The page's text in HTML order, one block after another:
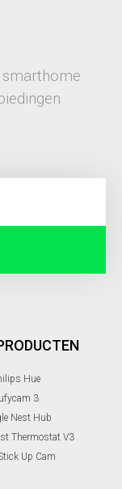
smarthome
Hue
3
Nest Hub
Thermostat V3
Up Cam